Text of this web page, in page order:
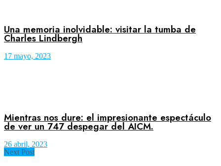
Una memoria inolvidable: visitar la tumba de
Charles Lindbergh
17 mayo, 2023
Mientras nos dure: el impresionante espectáculo
de ver un 747 despegar del AICM.
26 abril, 2023
Next Post